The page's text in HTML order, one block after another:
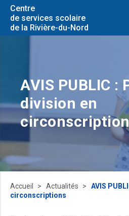
Centre
de services scolaire
de la Rivière-du-Nord
AVIS PUBLIC :
division en
Accueil Actualités
AVIS
circonscriptions